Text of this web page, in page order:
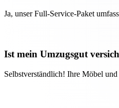
Ja, unser Full-Service-Paket
Ist mein Umzugsgut
Selbstverständlich! Ihre Möbel